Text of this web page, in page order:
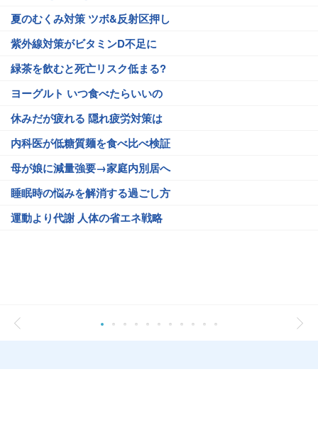
夏のむくみ対策 ツボ&反射区押し
紫外線対策がビタミンD不足に
緑茶を飲むと死亡リスク低まる?
ヨーグルト いつ食べたらいいの
休みだが疲れる 隠れ疲労対策は
内科医が低糖質麺を食べ比べ検証
母が娘に減量強要→家庭内別居へ
睡眠時の悩みを解消する過ごし方
運動より代謝 人体の省エネ戦略